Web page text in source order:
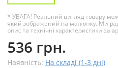
* УВАГА! Реальний вигляд товару
який зображений на малюнку. Ми
опис та технічні характеристики за
536 грн.
Наявність: На складі (1-3 дні)